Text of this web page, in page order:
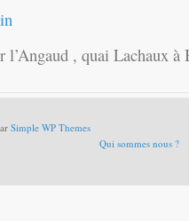
l’Angaud , quai Lachaux
Simple WP Themes
Qui sommes nous ?